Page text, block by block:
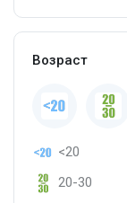
Возраст
<20
20-30